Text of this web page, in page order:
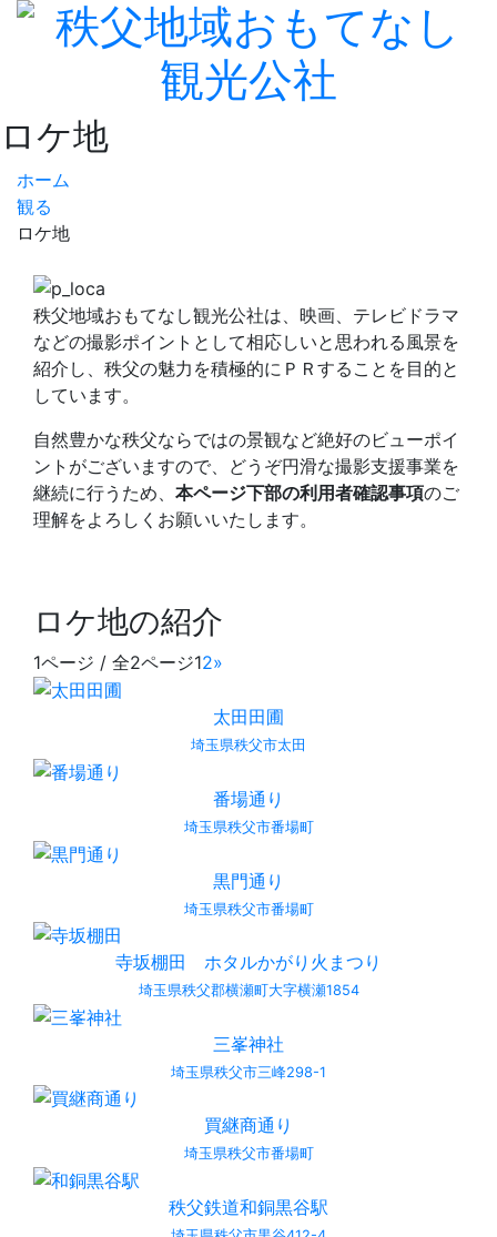
ロケ地
ホーム
観る
ロケ地
秩父地域おもてなし観光公社は、映画、テレビドラマ
などの撮影ポイントとして相応しいと思われる風景を
紹介し、秩父の魅力を積極的にＰＲすることを目的と
しています。
自然豊かな秩父ならではの景観など絶好のビューポイ
ントがございますので、どうぞ円滑な撮影支援事業を
継続に行うため、 本ページ下部の利用者確認事項のご
理解をよろしくお願いいたします。
ロケ地の紹介
1ページ / 全2ページ12»
太田田圃
埼玉県秩父市太田
番場通り
埼玉県秩父市番場町
黒門通り
埼玉県秩父市番場町
寺坂棚田 ホタルかがり火まつり
埼玉県秩父郡横瀬町大字横瀬1854
三峯神社
埼玉県秩父市三峰298-1
買継商通り
埼玉県秩父市番場町
秩父鉄道和銅黒谷駅